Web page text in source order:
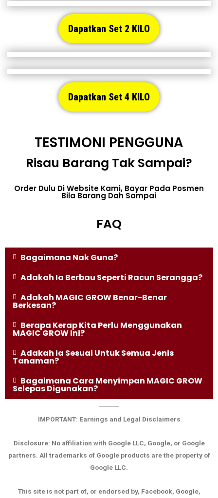
Dapatkan Set 2 KILO
Dapatkan Set 4 KILO
TESTIMONI PENGGUNA
Risau Barang Tak Sampai?
Order Dulu Di Website Kami, Bayar Pada Posmen
Bila Barang Dah Sampai
FAQ
Bagaimana Nak Guna?
Adakah Ia Berbau Seperti Racun Serangga?
Adakah MAGIC GROW Benar-Benar
Berkesan?
Berapa Kerap Kita Perlu Menggunakan
MAGIC GROW Ini?
Adakah Ia Sesuai Untuk Semua Jenis
Tanaman?
Bagaimana Cara Menyimpan MAGIC GROW
Selepas Digunakan?
IMPORTANT: Earnings and Legal Disclaimers
Disclosure: No affiliation with Google LLC, Google, or Google
partners. All trademarks of Google products are the property of
Google LLC.
This site is not part of, or endorsed by, Facebook, Google,